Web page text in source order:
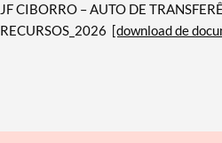
JF CIBORRO – AUTO DE
RECURSOS_2026 [download de